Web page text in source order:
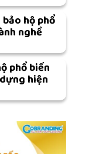
hộ phổ
nghề
phổ biến
hiện